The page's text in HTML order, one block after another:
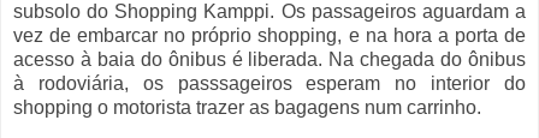
subsolo do Shopping Kamppi. Os passageiros aguardam a
vez de embarcar no próprio shopping, e na hora a porta de
acesso à baia do ônibus é liberada. Na chegada do ônibus
à rodoviária, os passsageiros esperam no interior do
shopping o motorista trazer as bagagens num carrinho.